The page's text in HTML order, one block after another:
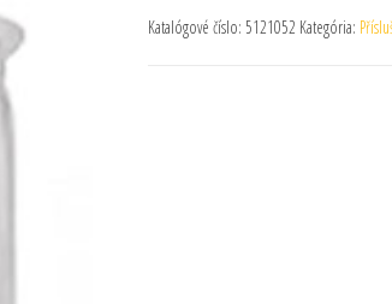
Katalógové číslo: 5121052 Kategória: